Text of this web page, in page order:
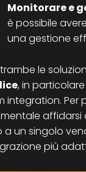
Monitorare e
è possibile
una gestione
le
, in
integration. Per
affidarsi
a un singolo
più